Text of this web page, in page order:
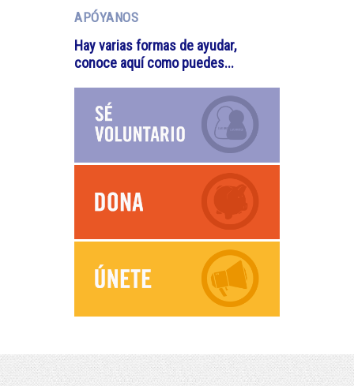
APÓYANOS
Hay varias formas de ayudar,
conoce aquí como puedes...